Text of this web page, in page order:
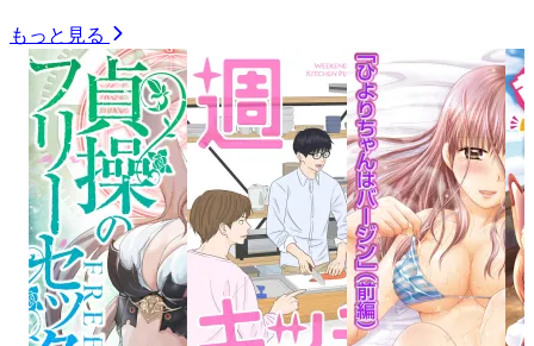
もっと見る